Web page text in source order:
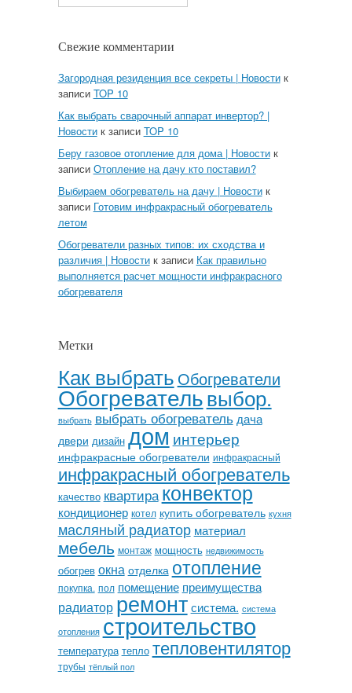
Свежие комментарии
Загородная резиденция все секреты | Новостик
записи TOP 10
Как выбрать сварочный аппарат инвертор? |
Новостик записи TOP 10
Беру газовое отопление для дома | Новостик
записи Отопление на дачу кто поставил?
Выбираем обогреватель на дачу | Новостик
записи Готовим инфракрасный обогреватель
летом
Обогреватели разных типов: их сходства и
различия | Новостик записи Как правильно
выполняется расчет мощности инфракрасного
обогревателя
Метки
Как выбрать Обогреватели
Обогревательвыбор.
выбрать выбрать обогреватель дача
двери дизайн дом интерьер
инфракрасные обогреватели инфракрасный
инфракрасный обогреватель
качество квартираконвектор
кондиционер котел купить обогреватель кухня
масляный радиатор материал
мебель монтаж мощность недвижимость
обогрев окна отделка отопление
покупка. пол помещение преимущества
радиатор ремонт система. система
отопления строительство
температура тепло тепловентилятор
трубы тёплый пол